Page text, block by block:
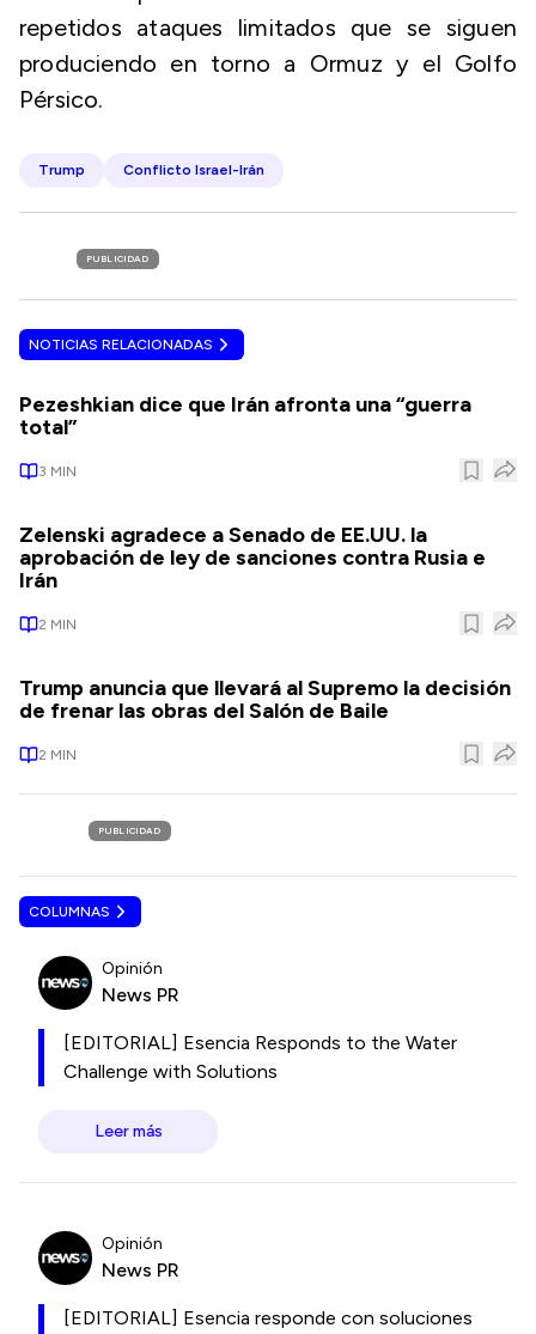
repetidos ataques limitados que se siguen
produciendo en torno a Ormuz y el Golfo
Pérsico.
Trump Conflicto Israel-Irán
PUBLICIDAD
NOTICIAS RELACIONADAS
Pezeshkian dice que Irán afronta una “guerra
total”
3 MIN
Zelenski agradece a Senado de EE.UU. la
aprobación de ley de sanciones contra Rusia e
Irán
2 MIN
Trump anuncia que llevará al Supremo la decisión
de frenar las obras del Salón de Baile
2 MIN
PUBLICIDAD
COLUMNAS
Opinión
News PR
[EDITORIAL] Esencia Responds to the Water
Challenge with Solutions
Leer más
Opinión
News PR
[EDITORIAL] Esencia responde con soluciones